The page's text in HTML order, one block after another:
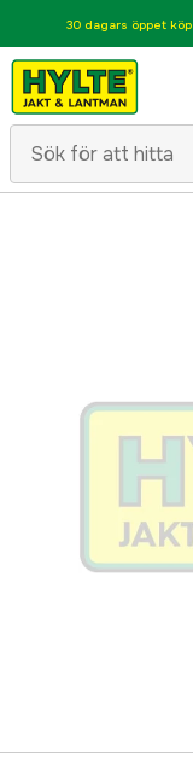
30 dagars öppet köp